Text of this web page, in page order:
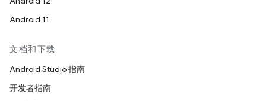
Android 11
文档和下载
Android Studio 指南
开发者指南